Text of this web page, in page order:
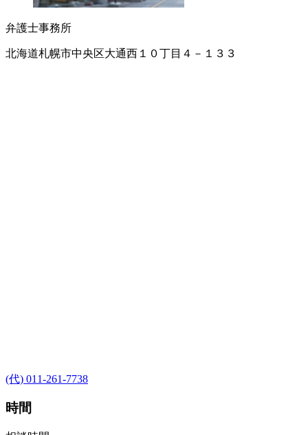
弁護士事務所
北海道札幌市中央区大通西１０丁目４－１３３
(代) 011-261-7738
時間